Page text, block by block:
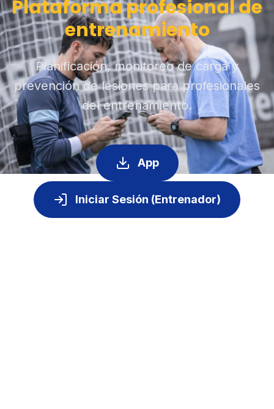
Plataforma profesional de
entrenamiento
Planificación, monitoreo de carga y
prevención de lesiones para profesionales
del entrenamiento.
App
Iniciar Sesión (Entrenador)